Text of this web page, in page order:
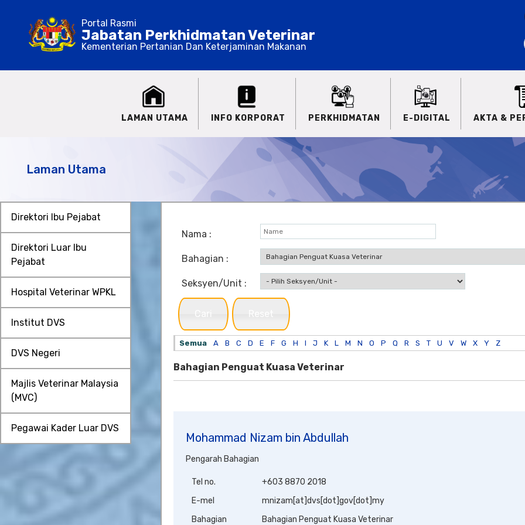
Portal Rasmi
Jabatan Perkhidmatan Veterinar
Kementerian Pertanian Dan Keterjaminan Makanan
LAMAN UTAMA INFO KORPORAT PERKHIDMATAN E-DIGITAL AKTA &
Laman Utama
Direktori Ibu Pejabat
Direktori Luar Ibu
Pejabat
Hospital Veterinar WPKL
Institut DVS
DVS Negeri
Majlis Veterinar Malaysia
(MVC)
Pegawai Kader Luar DVS
Nama :
Bahagian :
Seksyen/Unit :
Cari Reset
Semua A B C D E F G H I J K L M N O P Q R S T U V W X Y Z
Bahagian Penguat Kuasa Veterinar
Mohammad Nizam bin Abdullah
Pengarah Bahagian
Tel no.
+603 8870 2018
E-mel
mnizam[at]dvs[dot]gov[dot]my
Bahagian
Bahagian Penguat Kuasa Veterinar